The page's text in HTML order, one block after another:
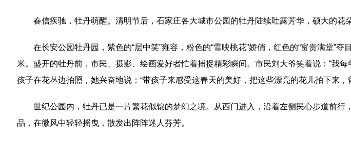
春信疾驰，牡丹萌醒。清明节后，石家庄各大城市公园的牡丹陆续吐露芳华，硕大的花
在长安公园牡丹园，紫色的“层中笑”雍容，粉色的“雪映桃花”娇俏，红色的“富贵满堂
米。盛开的牡丹前，市民、摄影、绘画爱好者忙着捕捉精彩瞬间。市民刘大爷笑着说：“我
孩子在花丛边拍照，她兴奋地说：“带孩子来感受这春天的美好，把这些漂亮的花儿拍下来，
世纪公园内，牡丹已是一片繁花似锦的梦幻之境。从西门进入，沿着左侧民心步道前
品，在微风中轻轻摇曳，散发出阵阵迷人芬芳。